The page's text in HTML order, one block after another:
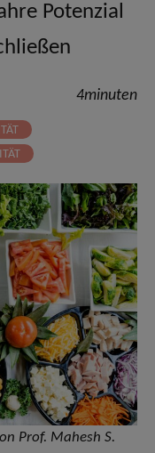
Potenzial
4minuten
Prof. Mahesh S.